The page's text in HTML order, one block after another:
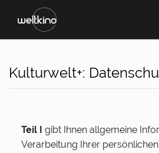
Kulturwelt+:
Teil I
gibt Ihnen allgemeine
Verarbeitung Ihrer